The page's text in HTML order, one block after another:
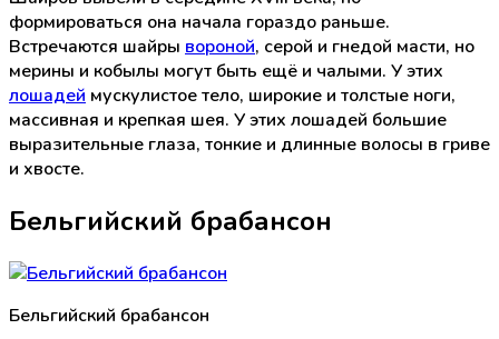
формироваться она начала гораздо раньше.
Встречаются шайры вороной, серой и гнедой масти, но
мерины и кобылы могут быть ещё и чалыми. У этих
лошадей мускулистое тело, широкие и толстые ноги,
массивная и крепкая шея. У этих лошадей большие
выразительные глаза, тонкие и длинные волосы в гриве
и хвосте.
Бельгийский брабансон
Бельгийский брабансон